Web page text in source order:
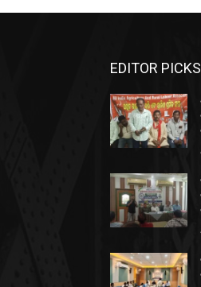
EDITOR PICKS